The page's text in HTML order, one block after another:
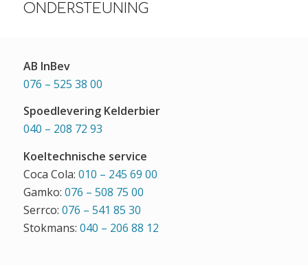
ONDERSTEUNING
AB InBev
076 – 525 38 00
Spoedlevering Kelderbier
040 – 208 72 93
Koeltechnische service
Coca Cola: 010 – 245 69 00
Gamko: 076 – 508 75 00
Serrco: 076 – 541 85 30
Stokmans: 040 – 206 88 12